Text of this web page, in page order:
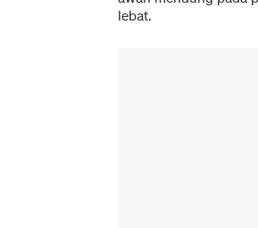
lebat.